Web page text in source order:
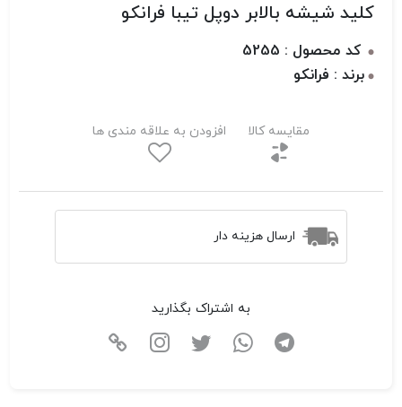
کلید شیشه بالابر دوپل تیبا فرانکو
کد محصول : 5255
برند : فرانکو
مقایسه کالا افزودن به علاقه مندی ها
ارسال هزینه دار
به اشتراک بگذارید